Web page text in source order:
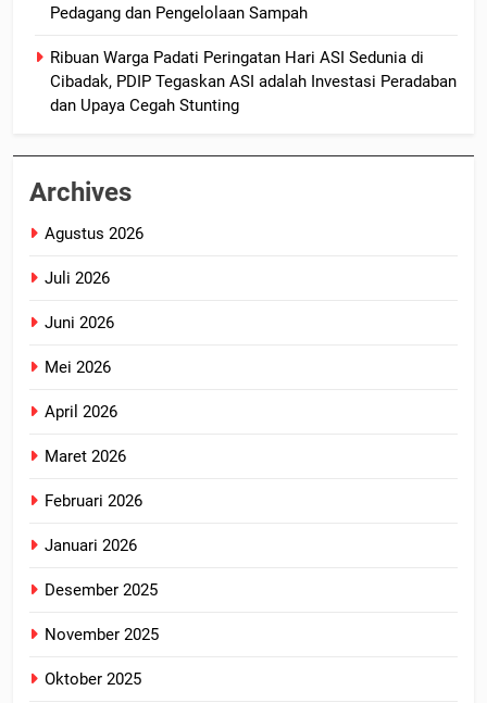
Pedagang dan Pengelolaan Sampah
Ribuan Warga Padati Peringatan Hari ASI Sedunia di
Cibadak, PDIP Tegaskan ASI adalah Investasi Peradaban
dan Upaya Cegah Stunting
Archives
Agustus 2026
Juli 2026
Juni 2026
Mei 2026
April 2026
Maret 2026
Februari 2026
Januari 2026
Desember 2025
November 2025
Oktober 2025